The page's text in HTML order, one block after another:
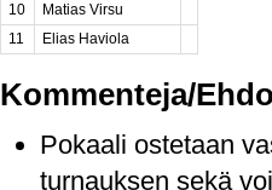
10
Matias Virsu
11
Elias Haviola
Kommenteja/
Pokaali ostetaan
turnauksen sekä